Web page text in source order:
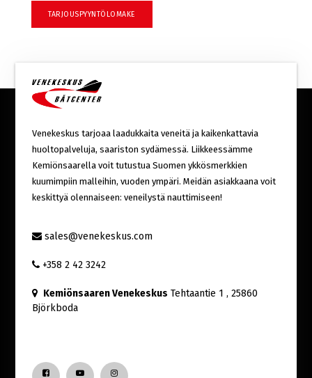
TARJOUSPYYNTÖLOMAKE
Venekeskus tarjoaa laadukkaita veneitä ja kaikenkattavia
huoltopalveluja, saariston sydämessä. Liikkeessämme
Kemiönsaarella voit tutustua Suomen ykkösmerkkien
kuumimpiin malleihin, vuoden ympäri. Meidän asiakkaana voit
keskittyä olennaiseen: veneilystä nauttimiseen!
sales@venekeskus.com
+358 2 42 3242
Kemiönsaaren Venekeskus Tehtaantie 1 , 25860
Björkboda